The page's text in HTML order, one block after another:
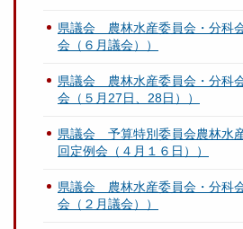
県議会 農林水産委員会・分科
会（６月議会））
県議会 農林水産委員会・分科
会（５月27日、28日））
県議会 予算特別委員会農林水
回定例会（４月１６日））
県議会 農林水産委員会・分科
会（２月議会））